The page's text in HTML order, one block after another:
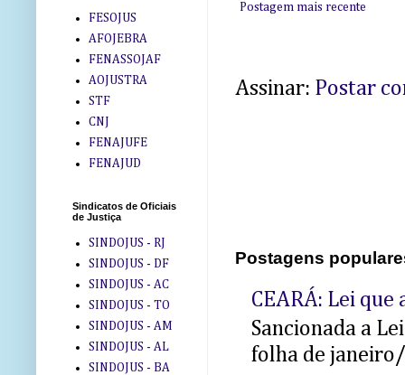
Postagem mais recente
Assinar: Postar
Postagens
CEARÁ: Lei
Sancionada a
folha de
FESOJUS
AFOJEBRA
FENASSOJAF
AOJUSTRA
STF
CNJ
FENAJUFE
FENAJUD
Sindicatos de Oficiais
de Justiça
SINDOJUS - RJ
SINDOJUS - DF
SINDOJUS - AC
SINDOJUS - TO
SINDOJUS - AM
SINDOJUS - AL
SINDOJUS - BA